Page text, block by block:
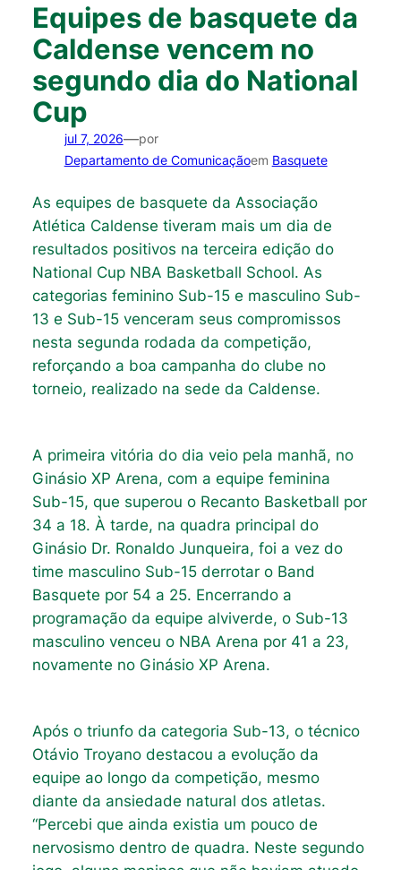
Equipes de basquete da
Caldense vencem no
segundo dia do National
Cup
jul 7, 2026—por
Departamento de Comunicaçãoem Basquete
As equipes de basquete da Associação
Atlética Caldense tiveram mais um dia de
resultados positivos na terceira edição do
National Cup NBA Basketball School. As
categorias feminino Sub-15 e masculino Sub-
13 e Sub-15 venceram seus compromissos
nesta segunda rodada da competição,
reforçando a boa campanha do clube no
torneio, realizado na sede da Caldense.
A primeira vitória do dia veio pela manhã, no
Ginásio XP Arena, com a equipe feminina
Sub-15, que superou o Recanto Basketball por
34 a 18. À tarde, na quadra principal do
Ginásio Dr. Ronaldo Junqueira, foi a vez do
time masculino Sub-15 derrotar o Band
Basquete por 54 a 25. Encerrando a
programação da equipe alviverde, o Sub-13
masculino venceu o NBA Arena por 41 a 23,
novamente no Ginásio XP Arena.
Após o triunfo da categoria Sub-13, o técnico
Otávio Troyano destacou a evolução da
equipe ao longo da competição, mesmo
diante da ansiedade natural dos atletas.
“Percebi que ainda existia um pouco de
nervosismo dentro de quadra. Neste segundo